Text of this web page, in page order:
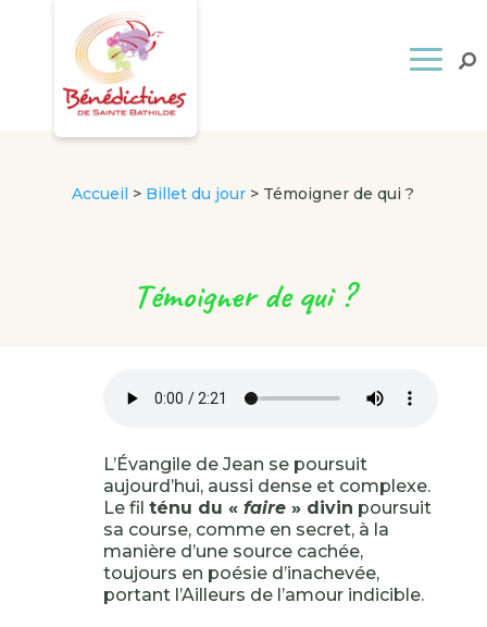
Accueil > Billet du jour > Témoigner de qui ?
Témoigner de qui ?
L’Évangile de Jean se poursuit
aujourd’hui, aussi dense et complexe.
Le fil ténu du « faire» divin poursuit
sa course, comme en secret, à la
manière d’une source cachée,
toujours en poésie d’inachevée,
portant l’Ailleurs de l’amour indicible.